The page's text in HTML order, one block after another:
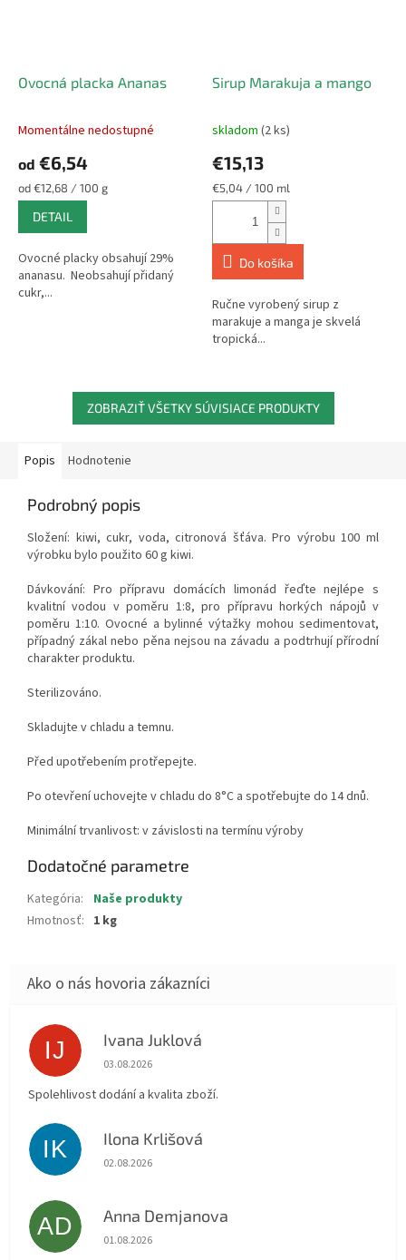
Ovocná placka Ananas
Priemerné
produktu
je
5,0
5
hviezdičiek.
Momentálne nedostupné
od €6,54
Jednotková
cena:
od €12,68 / 100 g
DETAIL
Ovocné placky obsahují 29%
ananasu. Neobsahují přidaný
cukr,...
Sirup Marakuja a mango
Priemerné
produktu
je
5,0
hviezdičiek.
skladom (2 ks)
€15,13
Jednotková
cena:
€5,04 / 100 ml
Do košíka
Ručne vyrobený sirup z
marakuje a manga je skvelá
tropická...
ZOBRAZIŤ VŠETKY SÚVISIACE PRODUKTY
Popis Hodnotenie
Podrobný popis
Složení: kiwi, cukr, voda, citronová šťáva. Pro výrobu 100 ml
výrobku bylo použito 60 g kiwi.
Dávkování: Pro přípravu domácích limonád řeďte nejlépe s
kvalitní vodou v poměru 1:8, pro přípravu horkých nápojů v
poměru 1:10. Ovocné a bylinné výtažky mohou sedimentovat,
případný zákal nebo pěna nejsou na závadu a podtrhují přírodní
charakter produktu.
Sterilizováno.
Skladujte v chladu a temnu.
Před upotřebením protřepejte.
Po otevření uchovejte v chladu do 8°C a spotřebujte do 14 dnů.
Minimální trvanlivost: v závislosti na termínu výroby
Dodatočné parametre
Kategória:
Naše produkty
Hmotnosť: 1 kg
IJ Ivana Juklová
Hodnotenie obchodu je 5 z 5 hviezdičiek.
03.08.2026
Spolehlivost dodání a kvalita zboží.
IK Ilona Krlišová
Hodnotenie obchodu je 5 z 5 hviezdičiek.
02.08.2026
AD Anna Demjanova
Hodnotenie obchodu je 5 z 5 hviezdičiek.
01.08.2026